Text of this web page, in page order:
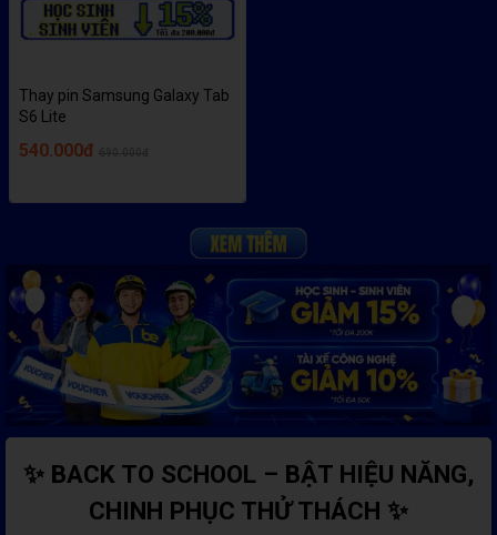
Thay pin Samsung Galaxy Tab
S6 Lite
540.000đ
✨ BACK TO SCHOOL – BẬT HIỆU NĂNG,
CHINH PHỤC THỬ THÁCH ✨